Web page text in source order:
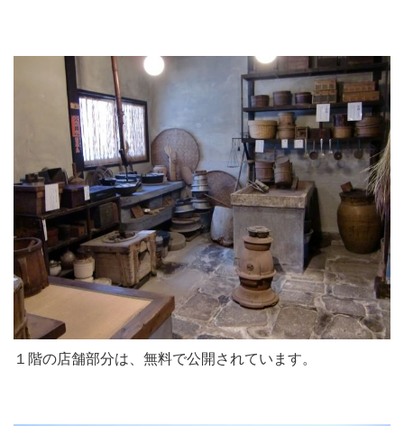
１階の店舗部分は、無料で公開されています。